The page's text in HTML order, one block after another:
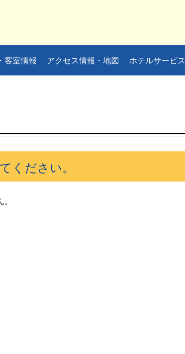
客室情報 アクセス情報・地図 ホテルサービス
ください。